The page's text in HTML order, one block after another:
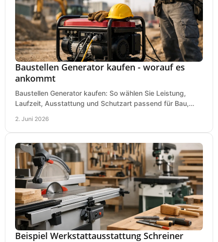
Baustellen Generator kaufen - worauf es
ankommt
Baustellen Generator kaufen: So wählen Sie Leistung,
Laufzeit, Ausstattung und Schutzart passend für Bau,
2. Juni 2026
Beispiel Werkstattausstattung Schreiner